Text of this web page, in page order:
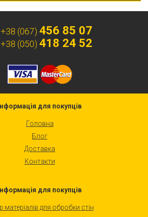
+38 (067) 456 85 07
+38 (050) 418 24 52
Інформація для покупців
Головна
Блог
Доставка
Контакти
Інформація для покупців
матеріалів для обробки стін